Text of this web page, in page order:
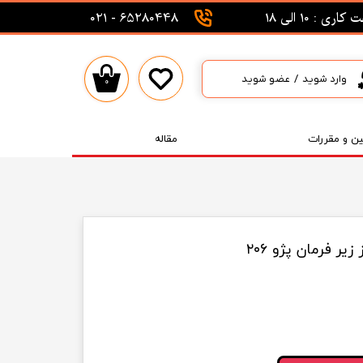
و مقررات مقاله
: 10 الی 18 65280448 - 021
۰ وارد شوید / عضو شوید
حساب کاربری من
تغییر گذر واژه
فرمان پژو ۲۰۶